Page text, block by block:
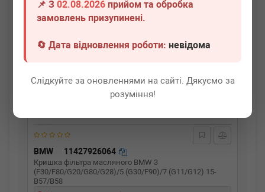
📌 З02.08.2026 прийом та обробка
замовлень призупинені.
🔄 Дата відновлення роботи:невідома
Слідкуйте за оновленнями на сайті. Дякуємо за
розуміння!
BMW 11427926064
Кришка фільтра масляного BMW 3
(F30/F80/G20/G80/G28)/5 (G30/F90)/7 (G11/G12) 15-
B57/B58